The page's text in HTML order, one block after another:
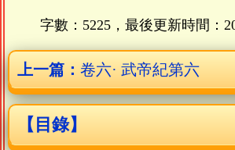
字數：5225，最後更新時間：
上一篇： 卷六· 武帝紀第六
【目錄】